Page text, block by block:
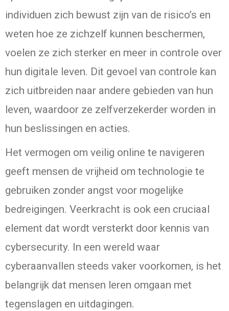
individuen zich bewust zijn van de risico’s en
weten hoe ze zichzelf kunnen beschermen,
voelen ze zich sterker en meer in controle over
hun digitale leven. Dit gevoel van controle kan
zich uitbreiden naar andere gebieden van hun
leven, waardoor ze zelfverzekerder worden in
hun beslissingen en acties.
Het vermogen om veilig online te navigeren
geeft mensen de vrijheid om technologie te
gebruiken zonder angst voor mogelijke
bedreigingen. Veerkracht is ook een cruciaal
element dat wordt versterkt door kennis van
cybersecurity. In een wereld waar
cyberaanvallen steeds vaker voorkomen, is het
belangrijk dat mensen leren omgaan met
tegenslagen en uitdagingen.